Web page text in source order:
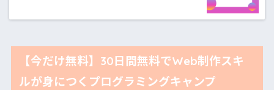
【今だけ無料】30日間無料でWeb制作スキ
ルが身につくプログラミングキャンプ